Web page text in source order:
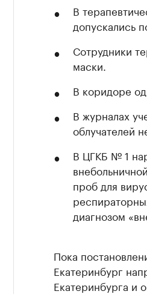
В
допускались
Сотрудники
маски.
В коридоре
В журналах
облучателей
В ЦГКБ № 1
проб для
диагнозом
Пока
Екатеринбург
Екатеринбурга и